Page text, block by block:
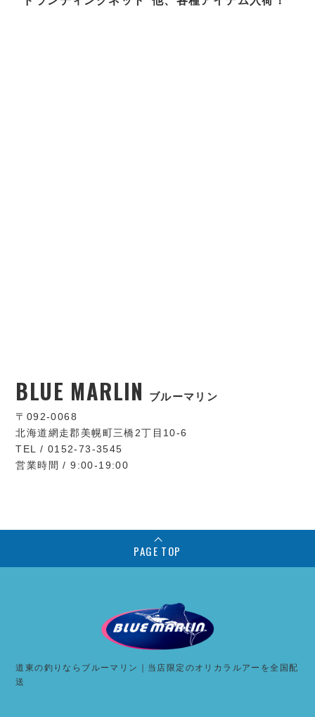
BLUE MARLIN ブルーマリン
〒092-0068
北海道網走郡美幌町三橋2丁目10-6
TEL / 0152-73-3545
営業時間 / 9:00-19:00
PAGE TOP
道東の釣りならブルーマリン｜当店限定のオリカラルアーを全国配
送